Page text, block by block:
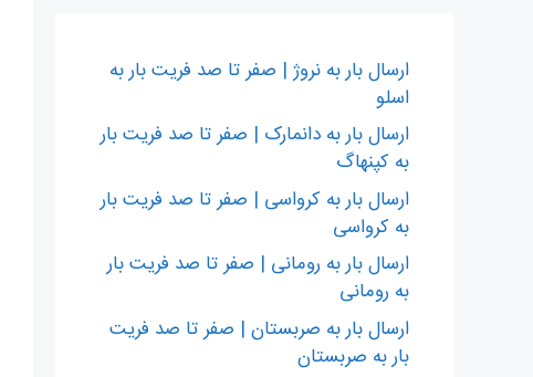
ارسال بار به نروژ | صفر تا صد فریت بار به
اسلو
ارسال بار به دانمارک | صفر تا صد فریت بار
به کپنهاگ
ارسال بار به کرواسی | صفر تا صد فریت بار
به کرواسی
ارسال بار به رومانی | صفر تا صد فریت بار
به رومانی
ارسال بار به صربستان | صفر تا صد فریت
بار به صربستان